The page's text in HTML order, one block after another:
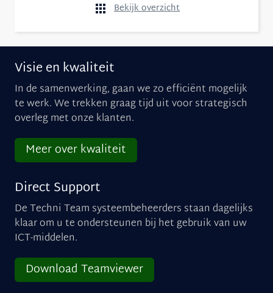
Bekijk overzicht
Visie en kwaliteit
In de samenwerking, gaan we zo efficiënt mogelijk
te werk. We trekken graag tijd uit voor strategisch
overleg met onze klanten.
Meer over kwaliteit
Direct Support
De Techni Team systeembeheerders staan dagelijks
klaar om u te ondersteunen bij het gebruik van uw
ICT-middelen.
Download Teamviewer